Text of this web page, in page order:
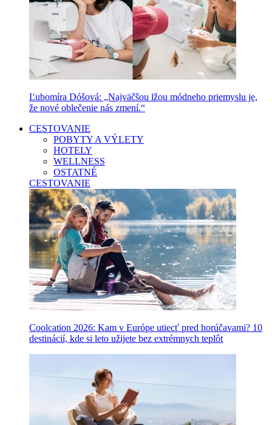
Ľubomíra Dóšová: „Najväčšou lžou módneho priemyslu je,
že nové oblečenie nás zmení.“
CESTOVANIE
POBYTY A VÝLETY
HOTELY
WELLNESS
OSTATNÉ
CESTOVANIE
Coolcation 2026: Kam v Európe utiecť pred horúčavami? 10
destinácií, kde si leto užijete bez extrémnych teplôt